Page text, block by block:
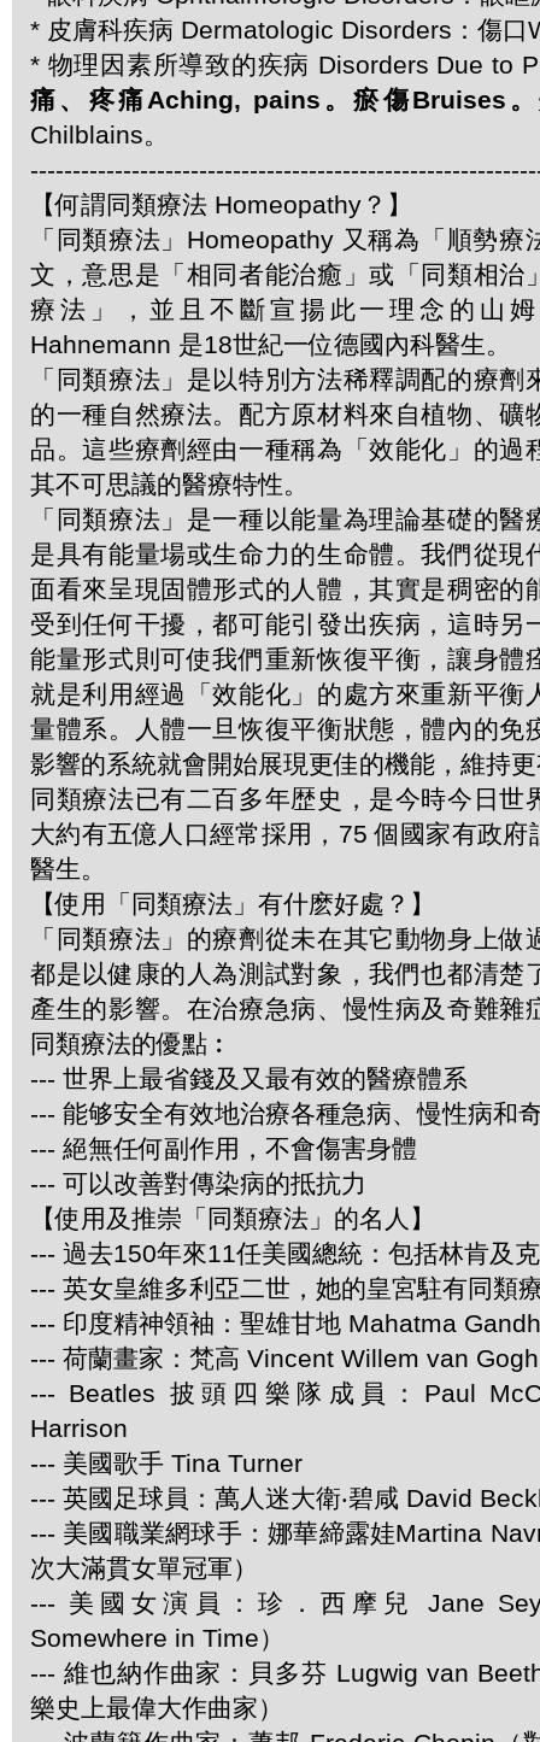
* 皮膚科疾病 Dermatologic Disorders：傷口
* 物理因素所導致的疾病 Disorders Due to
痛、疼痛Aching, pains。瘀傷Bruises
Chilblains。
【何謂同類療法 Homeopathy？】
「同類療法」Homeopathy 又稱為「順勢療
文，意思是「相同者能治癒」或「同類相治
療法」，並且不斷宣揚此一理念的山
Hahnemann 是18世紀一位德國內科醫生。
「同類療法」是以特別方法稀釋調配的療劑
的一種自然療法。配方原材料來自植物、礦
品。這些療劑經由一種稱為「效能化」的過
其不可思議的醫療特性。
「同類療法」是一種以能量為理論基礎的醫
是具有能量場或生命力的生命體。我們從現
面看來呈現固體形式的人體，其實是稠密的
受到任何干擾，都可能引發出疾病，這時另
能量形式則可使我們重新恢復平衡，讓身體
就是利用經過「效能化」的處方來重新平衡
量體系。人體一旦恢復平衡狀態，體內的免
影響的系統就會開始展現更佳的機能，維持
同類療法已有二百多年歴史，是今時今日世
大約有五億人口經常採用，75 個國家有政府
醫生。
【使用「同類療法」有什麽好處？】
「同類療法」的療劑從未在其它動物身上做
都是以健康的人為測試對象，我們也都清楚
產生的影響。在治療急病、慢性病及奇難雜
同類療法的優點︰
--- 世界上最省錢及又最有效的醫療體系
--- 能够安全有效地治療各種急病、慢性病和
--- 絕無任何副作用，不會傷害身體
--- 可以改善對傳染病的抵抗力
【使用及推崇「同類療法」的名人】
--- 過去150年來11任美國總統：包括林肯及
--- 英女皇維多利亞二世，她的皇宮駐有同類
--- 印度精神領袖：聖雄甘地 Mahatma
--- 荷蘭畫家：梵高 Vincent Willem van Gogh
--- Beatles 披頭四樂隊成員：Paul
Harrison
--- 美國歌手 Tina Turner
--- 英國足球員：萬人迷大衛‧碧咸 David
--- 美國職業網球手：娜華締露娃Martina
次大滿貫女單冠軍）
--- 美國女演員：珍．西摩兒 Jane
Somewhere in Time）
--- 維也納作曲家：貝多芬 Lugwig van
樂史上最偉大作曲家）